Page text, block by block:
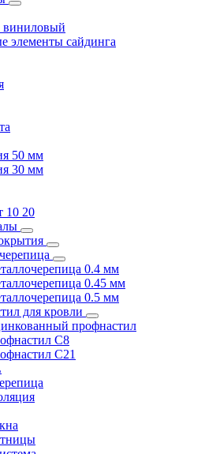
виниловый
элементы сайдинга
50 мм
30 мм
10 20
0.4 мм
0.45 мм
0.5 мм
для кровли
профнастил
С8
С21